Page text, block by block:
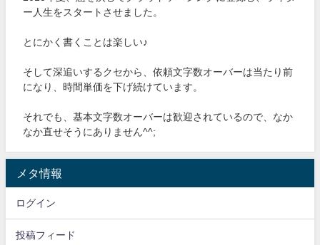
ー人生をスタートさせました。
とにかく書くことは楽しい♪
そして深追いするクセから、依頼文字数オーバーは当たり前
になり、時間単価を下げ続けています。
それでも、基本文字数オーバーは歓迎されているので、なか
なか直せそうにありません^^;
メタ情報
ログイン
投稿フィード